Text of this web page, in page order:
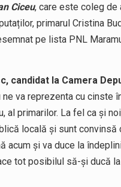
Ciceu, care este coleg
primarul Cristina
pe lista PNL
candidat la Camera
va reprezenta cu cinste
al primarilor. La fel ca și
locală și sunt
acum și va duce la
tot posibilul să-și ducă la